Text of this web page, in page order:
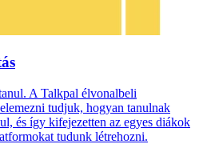
A Talkpal élvonalbeli
tudjuk, hogyan tanulnak
és így kifejezetten az egyes diákok
tudunk létrehozni.